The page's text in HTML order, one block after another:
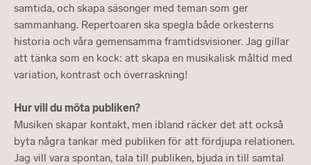
samtida, och skapa säsonger med teman som ger
sammanhang. Repertoaren ska spegla både orkesterns
historia och våra gemensamma framtidsvisioner. Jag gillar
att tänka som en kock: att skapa en musikalisk måltid med
variation, kontrast och överraskning!
Hur vill du möta publiken?
Musiken skapar kontakt, men ibland räcker det att också
byta några tankar med publiken för att fördjupa relationen.
Jag vill vara spontan, tala till publiken, bjuda in till samtal